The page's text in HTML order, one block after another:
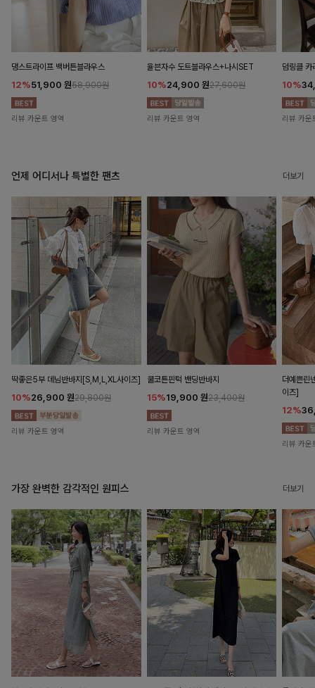
댕스트라이프 백버튼블라우스
12%51,900 원58,900원
리뷰 카운트 영역
율븐자수 도트블라우스+나시SET
10%24,900 원27,600원
리뷰 카운트 영역
덤링클 카
10%
리뷰 카운
언제 어디서나 특별한 팬츠 더보기
딱좋은5부 데님반바지[S,M,L,XL사이즈]
10%26,900 원29,800원
리뷰 카운트 영역
쿨코튼핀턱 밴딩반바지
15%19,900 원23,400원
리뷰 카운트 영역
더예쁜린
이즈]
12%
리뷰 카운
가장 완벽한 감각적인 원피스 더보기